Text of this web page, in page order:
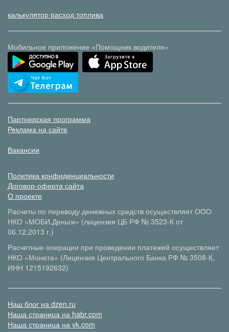
калькулятор расход топлива
Мобильное приложение «Помощник водителя»
Партнерская программа
Реклама на сайте
Вакансии
Политика конфиденциальности
Договор-оферта сайта
О проекте
Расчеты по переводу денежных средств осуществляет ООО
НКО «МОБИ.Деньги» (лицензия ЦБ РФ № 3523-К от
06.12.2013 г.)
Расчетные операции при проведении платежей осуществляет
НКО «Монета» (Лицензия Центрального Банка РФ № 3508-К,
ИНН 1215192632)
Наш блог на dzen.ru
Наша страница на habr.com
Наша страница на vk.com